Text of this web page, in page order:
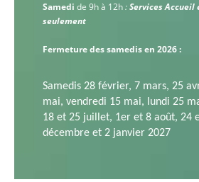
Samedi de 9h à 12h:Services
seulement
Fermeture des samedis en 2026 :
Samedis 28 février, 7 mars, 25
mai, vendredi 15 mai, lundi 25
18 et 25 juillet, 1er et 8 août, 24
décembre et 2 janvier 2027